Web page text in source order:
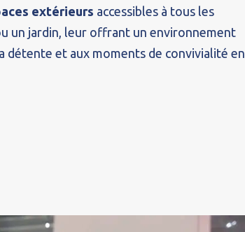
extérieurs accessibles à tous les
un jardin, leur offrant un environnement
détente et aux moments de convivialité en